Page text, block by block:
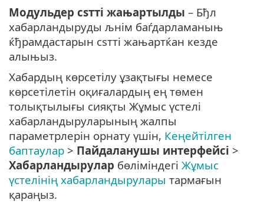
Модульдер сѕтті жањартылды – Бђл
хабарландыруды љнім баѓдарламаныњ
ќђрамдастарын сѕтті жањартќан кезде
алыњыз.
Хабардың көрсетілу ұзақтығы немесе
көрсетілетін оқиғалардың ең төмен
толықтылығы сияқты Жұмыс үстелі
хабарландыруларының жалпы
параметрлерін орнату үшін, Кеңейтілген
баптаулар > Пайдаланушы интерфейсі >
Хабарландырулар бөліміндегі Жұмыс
үстелінің хабарландырулары тармағын
қараңыз.